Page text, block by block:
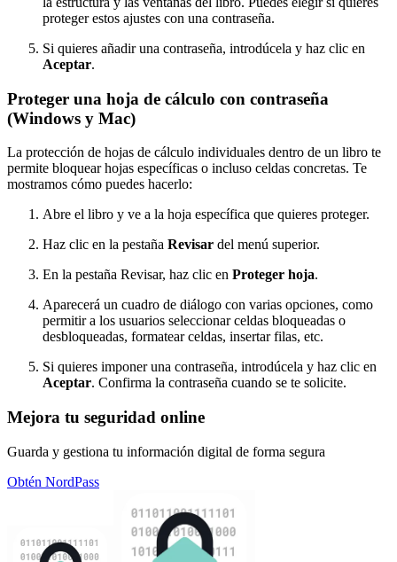
proteger estos ajustes con una contraseña.
Si quieres añadir una contraseña, introdúcela y haz clic en
Aceptar.
Proteger una hoja de cálculo con contraseña
(Windows y Mac)
La protección de hojas de cálculo individuales dentro de un libro te
permite bloquear hojas específicas o incluso celdas concretas. Te
mostramos cómo puedes hacerlo:
Abre el libro y ve a la hoja específica que quieres proteger.
Haz clic en la pestaña Revisar del menú superior.
En la pestaña Revisar, haz clic en Proteger hoja.
Aparecerá un cuadro de diálogo con varias opciones, como
permitir a los usuarios seleccionar celdas bloqueadas o
desbloqueadas, formatear celdas, insertar filas, etc.
Si quieres imponer una contraseña, introdúcela y haz clic en
Aceptar. Confirma la contraseña cuando se te solicite.
Mejora tu seguridad online
Guarda y gestiona tu información digital de forma segura
Obtén NordPass